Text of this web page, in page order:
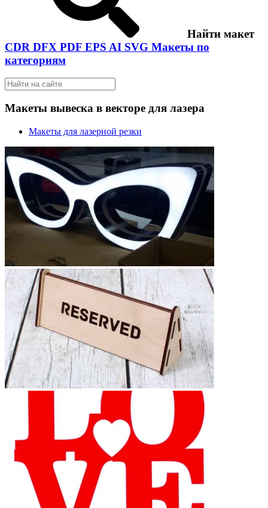
Найти макет
CDR DFX PDF EPS AI SVG Макеты по
категориям
Макеты вывеска в векторе для лазера
Макеты для лазерной резки